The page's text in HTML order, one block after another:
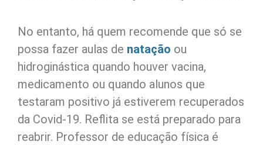
No entanto, há quem recomende que só se
possa fazer aulas de natação ou
hidroginástica quando houver vacina,
medicamento ou quando alunos que
testaram positivo já estiverem recuperados
da Covid-19. Reflita se está preparado para
reabrir. Professor de educação física é